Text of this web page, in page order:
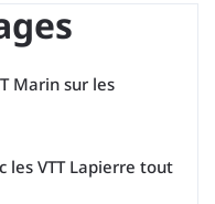
Marin sur les
les VTT Lapierre tout